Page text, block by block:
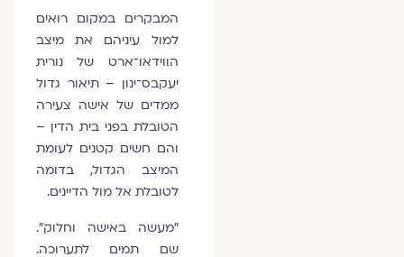
המבקרים במקום רואים
למול עיניהם את מיצב
הווידאו־ארט של נורית
יעקבס־ינון – תיאור גדול
ממדים של אישה צעירה
הטובלת בפני בית הדין –
והם חשים קטנים לעומת
המיצב הגדול, בדומה
לטובלת אל מול הדיינים.
"מעשה באישה וחלוק".
שם תמים לתערוכה.